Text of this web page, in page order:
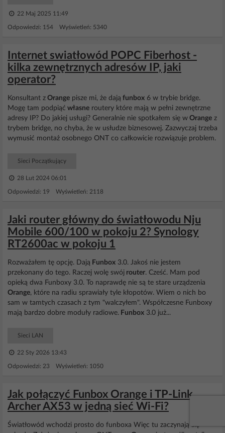
22 Maj 2025 11:49
Odpowiedzi: 154 Wyświetleń: 5340
Internet swiatłowód POPC Fiberhost -
kilka zewnętrznych adresów IP, jaki
operator?
Konsultant z Orange pisze mi, że dają funbox 6 w trybie bridge.
Mogę tam podpiąć własne routery które mają w pełni zewnętrzne
adresy IP? Do jakiej usługi? Generalnie nie spotkałem się w Orange z
trybem bridge, no chyba, że w usłudze biznesowej. Zazwyczaj trzeba
wymusić montaż osobnego ONT co całkowicie rozwiązuje problem.
Sieci Początkujący
28 Lut 2024 06:01
Odpowiedzi: 19 Wyświetleń: 2118
Jaki router główny do światłowodu Nju
Mobile 600/100 w pokoju 2? Synology
RT2600ac w pokoju 1
Rozważałem tę opcję. Dają Funbox 3.0. Jakoś nie jestem
przekonany do tego. Raczej wolę swój router. Cześć. Mam pod
opieką dwa Funboxy 3.0. To naprawdę nie są te stare urządzenia
Orange, które na radiu sprawiały tyle kłopotów. Wiem o nich bo
sam w tamtych czasach z tym "walczyłem". Współczesne Funboxy
mają bardzo dobre moduły radiowe. Funbox 3.0 już...
Sieci LAN
22 Sty 2026 13:43
Odpowiedzi: 23 Wyświetleń: 1050
Jak połączyć Funbox Orange i TP-Link
Archer AX53 w jedną sieć Wi-Fi?
Światłowód wchodzi prosto do funboxa Więc tu zaczynają się